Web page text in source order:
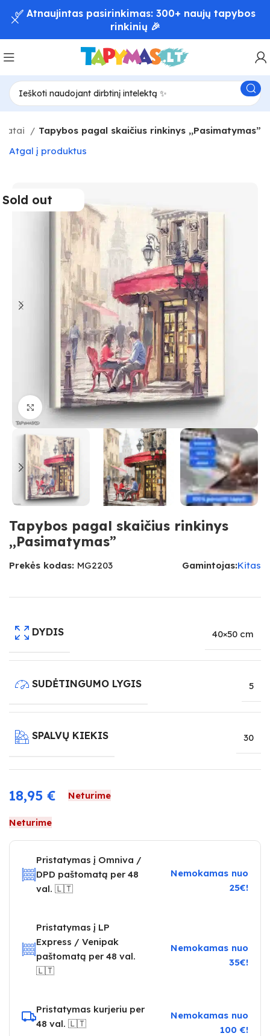
Tapybos pagal skaičius rinkinys ,,Pasimatymas”
Atgal į produktus
Sold out
Paspauskite, kad priartinti
Tapybos pagal skaičius rinkinys
,,Pasimatymas”
Prekės kodas: MG2203 Gamintojas:Kitas
DYDIS 40×50 cm
SUDĖTINGUMO LYGIS 5
SPALVŲ KIEKIS 30
18,95 € Neturime
Neturime
Pristatymas į Omniva /
DPD paštomatą per 48
val. 🇱🇹
Nemokamas nuo
25€!
Pristatymas į LP
Express / Venipak
paštomatą per 48 val.
🇱🇹
Nemokamas nuo
35€!
Pristatymas kurjeriu per
48 val. 🇱🇹
Nemokamas nuo
100 €!
✅ Atnaujintas pasirinkimas: 300+ naujų tapybos
rinkinių 🎉